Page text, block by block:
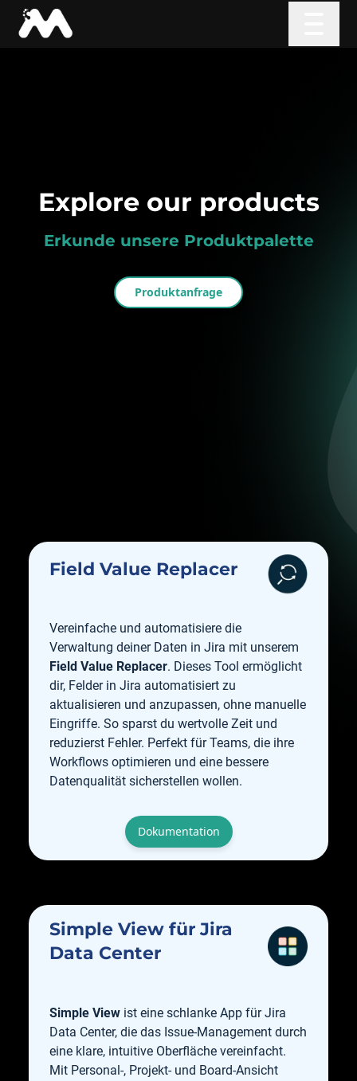
Explore our products
Erkunde unsere Produktpalette
Produktanfrage
Field Value Replacer
Vereinfache und automatisiere die
Verwaltung deiner Daten in Jira mit unserem
Field Value Replacer. Dieses Tool ermöglicht
dir, Felder in Jira automatisiert zu
aktualisieren und anzupassen, ohne manuelle
Eingriffe. So sparst du wertvolle Zeit und
reduzierst Fehler. Perfekt für Teams, die ihre
Workflows optimieren und eine bessere
Datenqualität sicherstellen wollen.
Dokumentation
Simple View für Jira
Data Center
Simple View ist eine schlanke App für Jira
Data Center, die das Issue-Management durch
eine klare, intuitive Oberfläche vereinfacht.
Mit Personal-, Projekt- und Board-Ansicht